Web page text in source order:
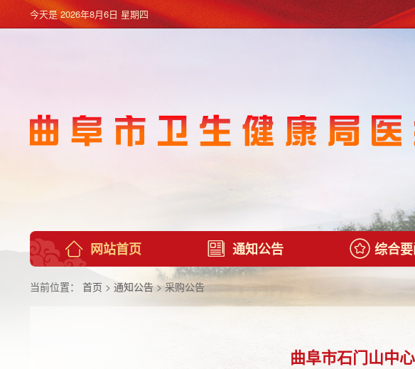
今天是2026年8月6日 星期四
网站首页 通知公告 综合
当前位置： 首页 > 通知公告> 采购公告
曲阜市石门山中